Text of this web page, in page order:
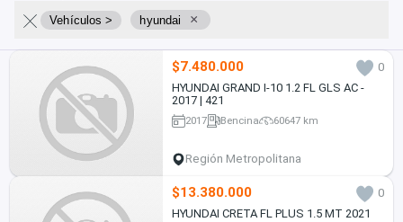
Vehículos > hyundai ×
$7.480.000
0
HYUNDAI GRAND I-10 1.2 FL GLS AC -
2017 | 421
2017 Bencina 60647 km
Región Metropolitana
$13.380.000
0
HYUNDAI CRETA FL PLUS 1.5 MT 2021